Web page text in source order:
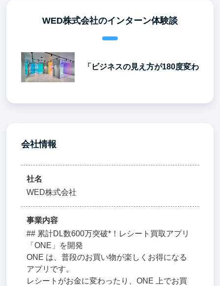
WED株式会社のインターン体験談
「ビジネスの見え方が180度変わっ
会社情報
社名
WED株式会社
事業内容
## 累計DL数600万突破*！レシート買取アプリ
「ONE」を開発
ONE は、普段のお買い物が楽しくお得になる
アプリです。
レシートがお金に変わったり、ONE 上でお買